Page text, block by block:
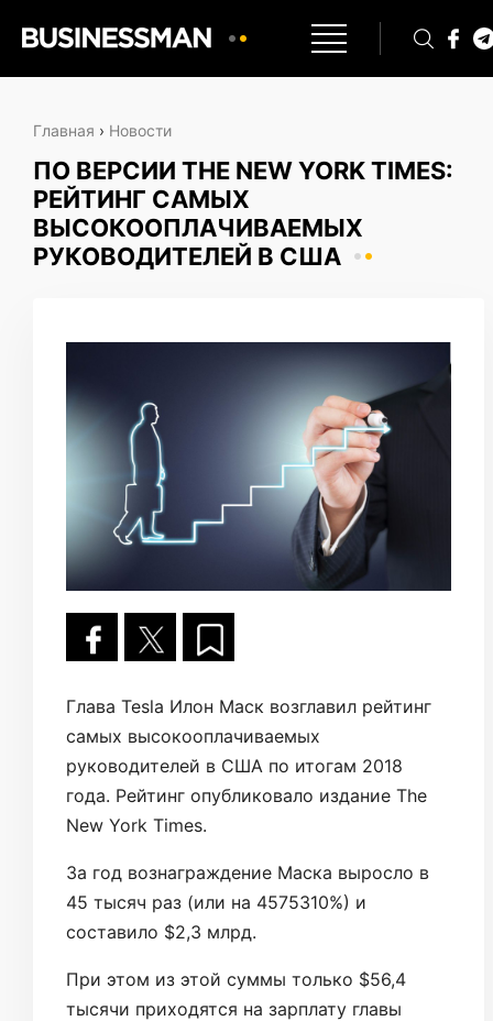
Главная › Новости
ПО ВЕРСИИ THE NEW YORK TIMES:
РЕЙТИНГ САМЫХ
ВЫСОКООПЛАЧИВАЕМЫХ
РУКОВОДИТЕЛЕЙ В США
Глава Tesla Илон Маск возглавил рейтинг
самых высокооплачиваемых
руководителей в США по итогам 2018
года. Рейтинг опубликовало издание The
New York Times.
За год вознаграждение Маска выросло в
45 тысяч раз (или на 4575310%) и
составило $2,3 млрд.
При этом из этой суммы только $56,4
тысячи приходятся на зарплату главы